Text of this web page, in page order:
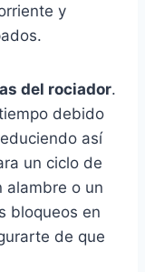
y
del rociador.
debido
así
un ciclo de
alambre o un
bloqueos en
de que